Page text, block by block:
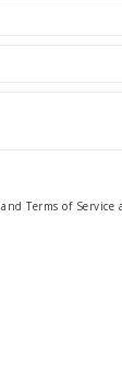
andTerms of Service